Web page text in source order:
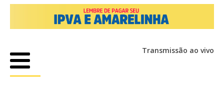
Transmissão ao vivo